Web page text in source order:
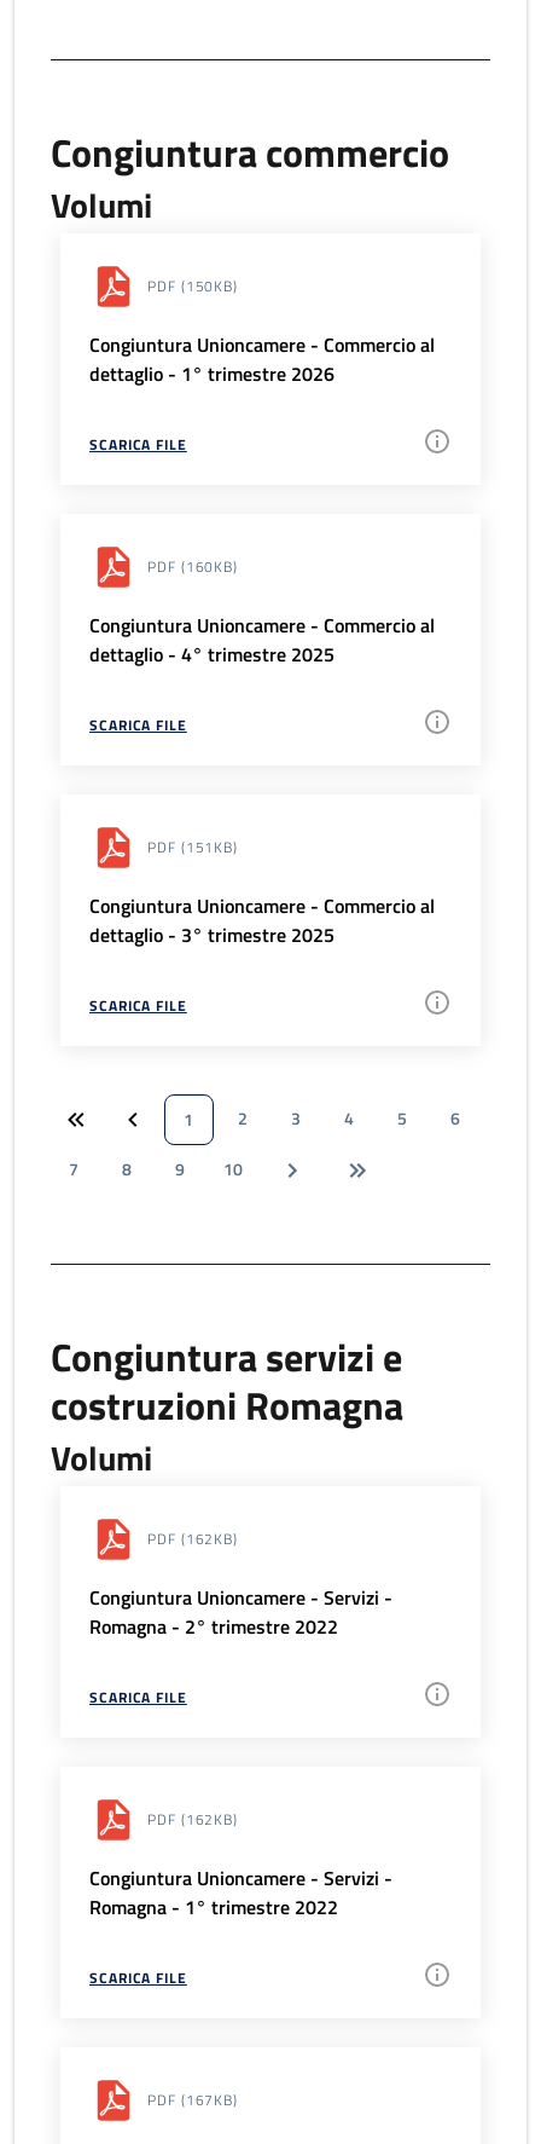
Congiuntura commercio
Volumi
PDF (150KB)
Congiuntura Unioncamere - Commercio al
dettaglio - 1° trimestre 2026
SCARICA FILE
PDF (160KB)
Congiuntura Unioncamere - Commercio al
dettaglio - 4° trimestre 2025
SCARICA FILE
PDF (151KB)
Congiuntura Unioncamere - Commercio al
dettaglio - 3° trimestre 2025
SCARICA FILE
1 2 3 4 5
6
7
8 9 10
Congiuntura servizi e
costruzioni Romagna
Volumi
PDF (162KB)
Congiuntura Unioncamere - Servizi -
Romagna - 2° trimestre 2022
SCARICA FILE
PDF (162KB)
Congiuntura Unioncamere - Servizi -
Romagna - 1° trimestre 2022
SCARICA FILE
PDF (167KB)